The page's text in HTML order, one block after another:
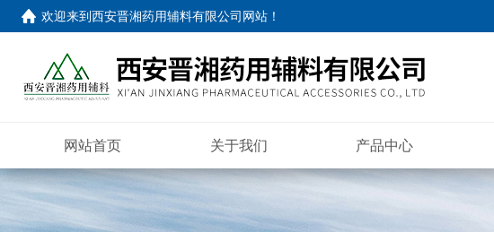
欢迎来到西安晋湘药用辅料有限公司网站 ！
网站首页 关于我们 产品中心